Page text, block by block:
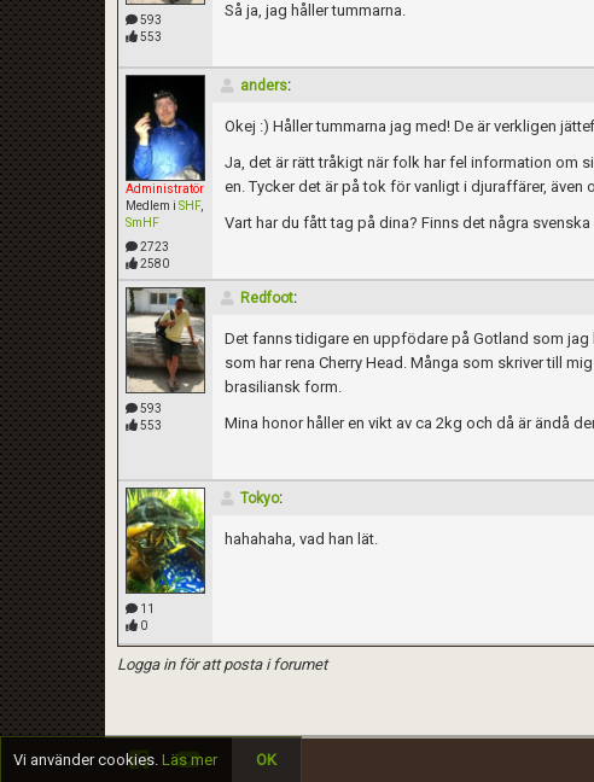
593
553
Så ja, jag håller tummarna.
Administratör
Medlem i SHF,
SmHF
2723
2580
anders:
Okej :) Håller tummarna jag med! De är verkligen
Ja, det är rätt tråkigt när folk har fel information om
en. Tycker det är på tok för vanligt i djuraffärer,
Vart har du fått tag på dina? Finns det några
593
553
Redfoot:
Det fanns tidigare en uppfödare på Gotland som
som har rena Cherry Head. Många som skriver till
brasiliansk form.
Mina honor håller en vikt av ca 2kg och då är ändå
11
0
Tokyo:
hahahaha, vad han lät.
Logga in för att posta i forumet
Vi använder cookies. Läs mer OK